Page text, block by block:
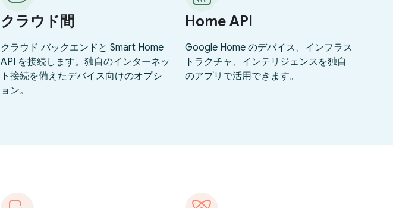
クラウド間
クラウド バックエンドと Smart Home
API を接続します。独自のインターネッ
ト接続を備えたデバイス向けのオプシ
ョン。
Home API
Google Home のデバイス、インフラス
トラクチャ、インテリジェンスを独自
のアプリで活用できます。